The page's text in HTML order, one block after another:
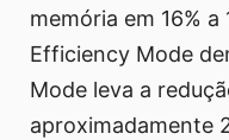
memória em 16%
Efficiency Mode
Mode leva a
aproximadamente